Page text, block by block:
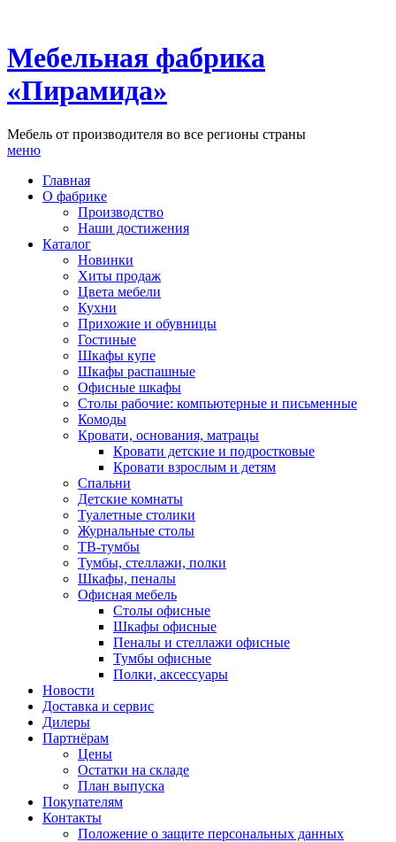
Мебельная фабрика
«Пирамида»
Мебель от производителя во все регионы страны
меню
Главная
О фабрике
Производство
Наши достижения
Каталог
Новинки
Хиты продаж
Цвета мебели
Кухни
Прихожие и обувницы
Гостиные
Шкафы купе
Шкафы распашные
Офисные шкафы
Столы рабочие: компьютерные и письменные
Комоды
Кровати, основания, матрацы
Кровати детские и подростковые
Кровати взрослым и детям
Спальни
Детские комнаты
Туалетные столики
Журнальные столы
ТВ-тумбы
Тумбы, стеллажи, полки
Шкафы, пеналы
Офисная мебель
Столы офисные
Шкафы офисные
Пеналы и стеллажи офисные
Тумбы офисные
Полки, аксессуары
Новости
Доставка и сервис
Дилеры
Партнёрам
Цены
Остатки на складе
План выпуска
Покупателям
Контакты
Положение о защите персональных данных